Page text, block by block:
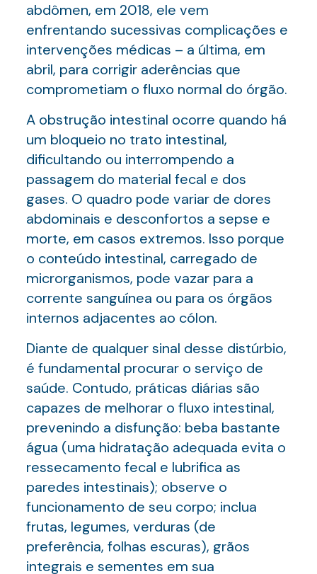
abdômen, em 2018, ele vem
enfrentando sucessivas complicações e
intervenções médicas – a última, em
abril, para corrigir aderências que
comprometiam o fluxo normal do órgão.
A obstrução intestinal ocorre quando há
um bloqueio no trato intestinal,
dificultando ou interrompendo a
passagem do material fecal e dos
gases. O quadro pode variar de dores
abdominais e desconfortos a sepse e
morte, em casos extremos. Isso porque
o conteúdo intestinal, carregado de
microrganismos, pode vazar para a
corrente sanguínea ou para os órgãos
internos adjacentes ao cólon.
Diante de qualquer sinal desse distúrbio,
é fundamental procurar o serviço de
saúde. Contudo, práticas diárias são
capazes de melhorar o fluxo intestinal,
prevenindo a disfunção: beba bastante
água (uma hidratação adequada evita o
ressecamento fecal e lubrifica as
paredes intestinais); observe o
funcionamento de seu corpo; inclua
frutas, legumes, verduras (de
preferência, folhas escuras), grãos
integrais e sementes em sua